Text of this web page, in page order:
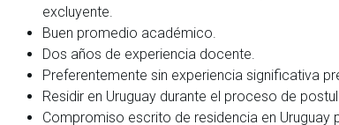
excluyente.
Buen promedio académico.
Dos años de experiencia docente.
Preferentemente sin experiencia significativa
Residir en Uruguay durante el proceso de
Compromiso escrito de residencia en Uruguay